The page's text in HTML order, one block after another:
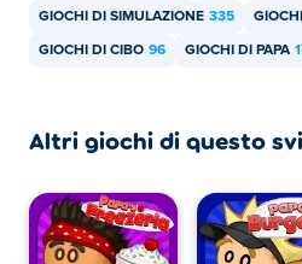
GIOCHI DI SIMULAZIONE 335
GIOCHI DI CIBO 96 GIOCHI DI PAPA
Altri giochi di questo